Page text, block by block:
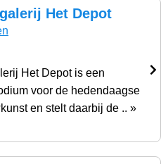
Het Depot
Het Depot is een
voor de hedendaagse
en stelt daarbij de .. »